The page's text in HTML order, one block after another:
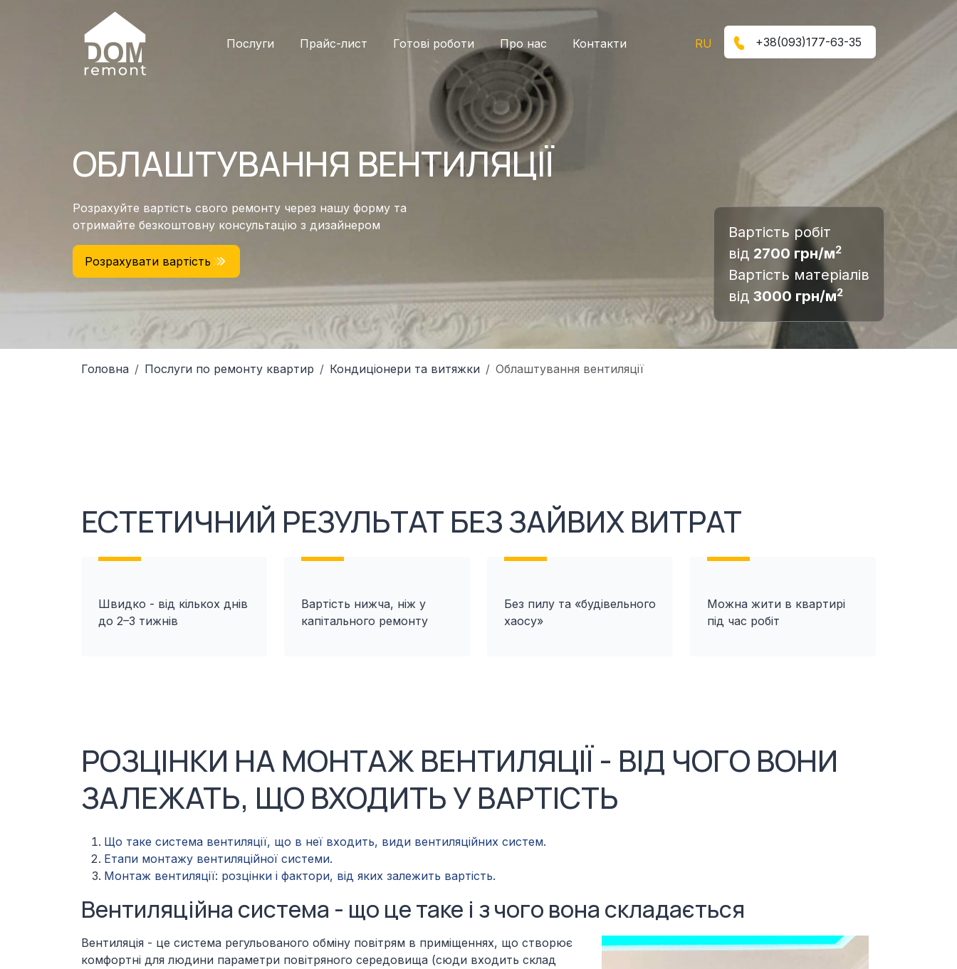
Послуги Прайс-лист Готові роботи Про нас Контакти RU +38(093)177-63-35
ОБЛАШТУВАННЯ ВЕНТИЛЯЦІЇ
Розрахуйте вартість свого ремонту через нашу форму та
отримайте безкоштовну консультацію з дизайнером
Розрахувати вартість
Вартість робіт
від 2700 грн/м2
Вартість матеріалів
від 3000 грн/м2
Головна Послуги по ремонту квартир Кондиціонери та витяжки Облаштування вентиляції
ЕСТЕТИЧНИЙ РЕЗУЛЬТАТ БЕЗ ЗАЙВИХ ВИТРАТ
Швидко - від кількох днів
до 2–3 тижнів
Вартість нижча, ніж у
капітального ремонту
Без пилу та «будівельного
хаосу»
Можна жити в квартирі
під час робіт
РОЗЦІНКИ НА МОНТАЖ ВЕНТИЛЯЦІЇ - ВІД ЧОГО ВОНИ
ЗАЛЕЖАТЬ, ЩО ВХОДИТЬ У ВАРТІСТЬ
Що таке система вентиляції, що в неї входить, види вентиляційних систем.
Етапи монтажу вентиляційної системи.
Монтаж вентиляції: розцінки і фактори, від яких залежить вартість.
Вентиляційна система - що це таке і з чого вона складається
Вентиляція - це система регульованого обміну повітрям в приміщеннях, що створює
комфортні для людини параметри повітряного середовища (сюди входить склад